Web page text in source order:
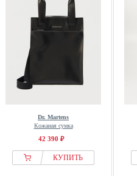
Dr. Martens
Кожаная сумка
42 390 ₽
КУПИТЬ